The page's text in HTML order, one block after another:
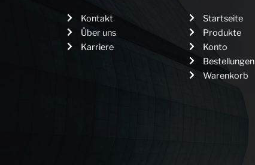
Kontakt
Über uns
Karriere
Startseite
Produkte
Konto
Bestellungen
Warenkorb